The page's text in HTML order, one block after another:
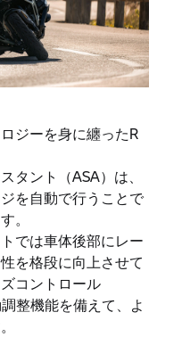
ジーを身に纏ったR
タント（ASA）は、
を自動で行うことで
。
では車体後部にレー
を格段に向上させて
コントロール
整機能を備えて、よ